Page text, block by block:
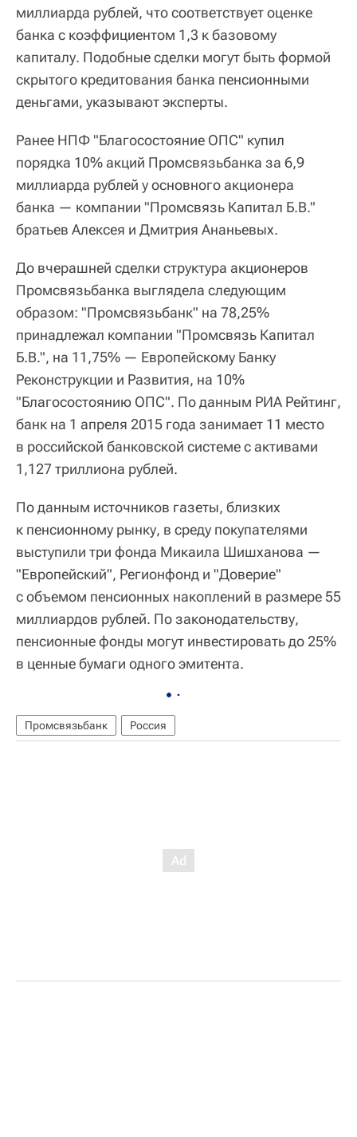
миллиарда рублей, что соответствует оценке
банка с коэффициентом 1,3 к базовому
капиталу. Подобные сделки могут быть формой
скрытого кредитования банка пенсионными
деньгами, указывают эксперты.
Ранее НПФ "Благосостояние ОПС" купил
порядка 10% акций Промсвязьбанка за 6,9
миллиарда рублей у основного акционера
банка — компании "Промсвязь Капитал Б.В."
братьев Алексея и Дмитрия Ананьевых.
До вчерашней сделки структура акционеров
Промсвязьбанка выглядела следующим
образом: "Промсвязьбанк" на 78,25%
принадлежал компании "Промсвязь Капитал
Б.В.", на 11,75% — Европейскому Банку
Реконструкции и Развития, на 10%
"Благосостоянию ОПС". По данным РИА Рейтинг,
банк на 1 апреля 2015 года занимает 11 место
в российской банковской системе с активами
1,127 триллиона рублей.
По данным источников газеты, близких
к пенсионному рынку, в среду покупателями
выступили три фонда Микаила Шишханова —
"Европейский", Регионфонд и "Доверие"
с объемом пенсионных накоплений в размере 55
миллиардов рублей. По законодательству,
пенсионные фонды могут инвестировать до 25%
в ценные бумаги одного эмитента.
Промсвязьбанк Россия